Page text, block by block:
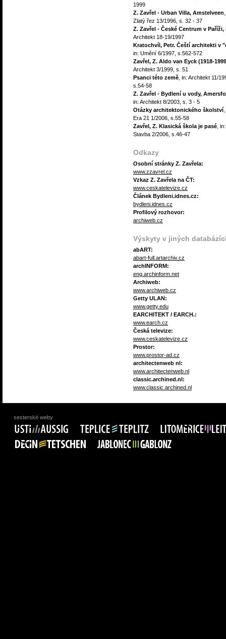
1999
Z. Zavřel - Urban Villa, Amstelveen
Zlatý řez 13/1996, s. 32 - 37
Z. Zavřel - České Centrum v Paříži,
Architekt 18-19/1997
Kratochvíl, Petr. Čeští architekti v
in: Umění 6/1997, s.562-572
Zavřel, Z. Aldo van Eyck (1918-
Architekt 3/1999, s. 51
Psanci této země , in: Architekt 11/
s.54-58
Z. Zavřel - Bydlení u vody,
in: Architekt 8/2003, s. 3 - 5
Otázky architektonického školství
Era 21 1/2006, s.55-58
Zavřel, Z. Klasická škola je pasé , in:
Stavba 2/2006, s.46-47
Odkazy
Osobní stránky Z. Zavřela:
www.zzavrel.cz
Vzkaz Z. Zavřela na ČT:
www.ceskatelevize.cz
Článek Bydleni.idnes.cz:
bydleni.idnes.cz
Profilový rozhovor:
archiweb.cz
Výskyty v jiných
abART:
abart-full.artarchiv.cz
archINFORM:
eng.archinform.net
Archiweb:
www.archiweb.cz
Getty ULAN:
www.getty.edu
EARCHITEKT / EARCH.:
www.earch.cz
Česká televize:
www.ceskatelevize.cz
Prostor:
www.prostor-ad.cz
architectenweb nl:
www.architectenweb.nl
classic.archined.nl:
www.classic.archined.nl
sesterské weby